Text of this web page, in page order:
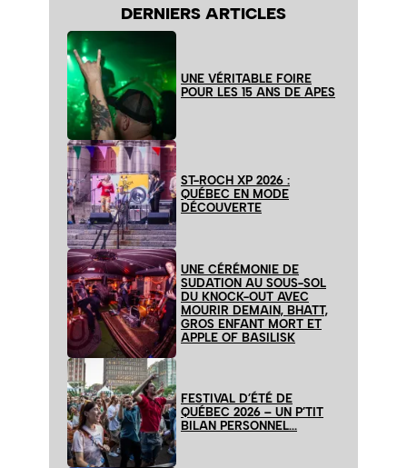
DERNIERS ARTICLES
UNE VÉRITABLE FOIRE
POUR LES 15 ANS DE APES
ST-ROCH XP 2026 :
QUÉBEC EN MODE
DÉCOUVERTE
UNE CÉRÉMONIE DE
SUDATION AU SOUS-SOL
DU KNOCK-OUT AVEC
MOURIR DEMAIN, BHATT,
GROS ENFANT MORT ET
APPLE OF BASILISK
FESTIVAL D’ÉTÉ DE
QUÉBEC 2026 – UN P’TIT
BILAN PERSONNEL…